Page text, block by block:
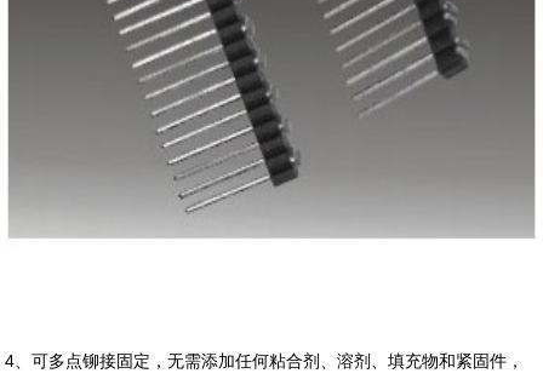
4、可多点铆接固定，无需添加任何粘合剂、溶剂、填充物和紧固件，